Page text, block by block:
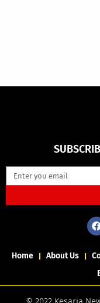
Home About Us